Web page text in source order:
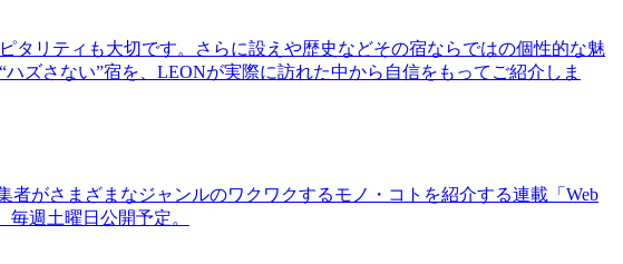
リティも大切です。さらに設えや歴史などその宿ならではの個性的な魅
ズさない”宿を、LEONが実際に訪れた中から自信をもってご紹介しま
がさまざまなジャンルのワクワクするモノ・コトを紹介する連載「Web
週土曜日公開予定。